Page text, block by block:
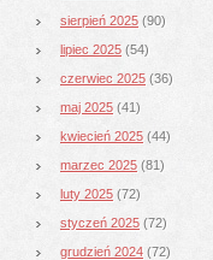
sierpień 2025 (90)
lipiec 2025 (54)
czerwiec 2025 (36)
maj 2025 (41)
kwiecień 2025 (44)
marzec 2025 (81)
luty 2025 (72)
styczeń 2025 (72)
grudzień 2024 (72)